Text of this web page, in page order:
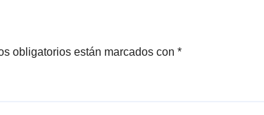
obligatorios están marcados con *